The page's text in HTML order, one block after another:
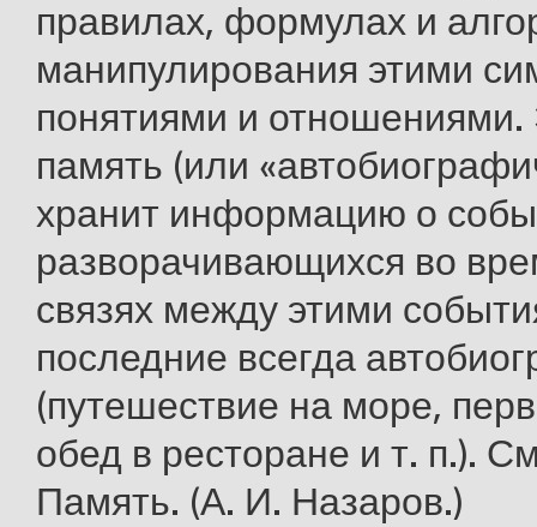
правилах, формулах и
манипулирования этими
понятиями и отношениями.
память (или
хранит информацию о
разворачивающихся во
связях между этими
последние всегда
(путешествие на море,
обед в ресторане и т. п.).
Память. (А. И. Назаров.)